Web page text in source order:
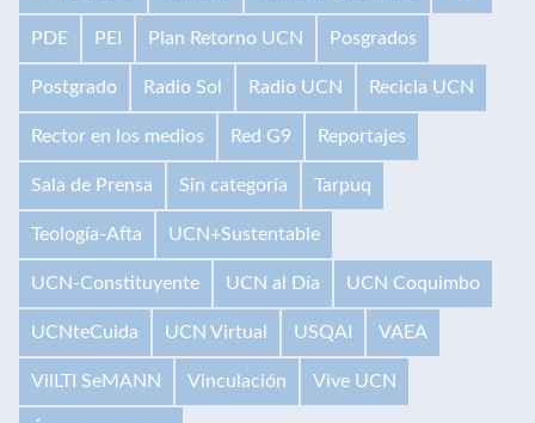
PDE PEI Plan Retorno UCN Posgrados
Postgrado Radio Sol Radio UCN Recicla UCN
Rector en los medios Red G9 Reportajes
Sala de Prensa Sin categoría Tarpuq
Teología-Afta UCN+Sustentable
UCN-Constituyente UCN al Día UCN Coquimbo
UCNteCuida UCN Virtual USQAI VAEA
VilLTI SeMANN Vinculación Vive UCN